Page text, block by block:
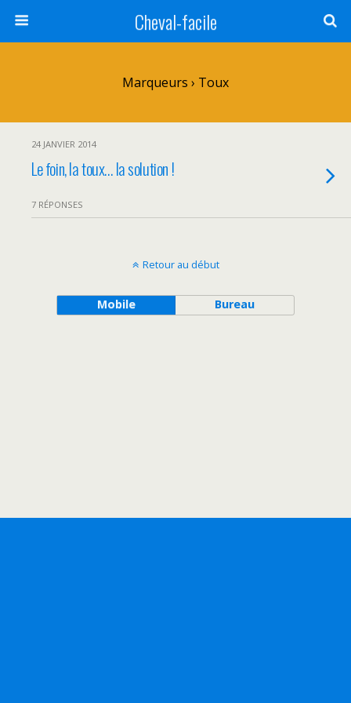
Cheval-facile
Marqueurs › Toux
24 JANVIER 2014
Le foin, la toux… la solution !
7 RÉPONSES
Retour au début
Mobile Bureau